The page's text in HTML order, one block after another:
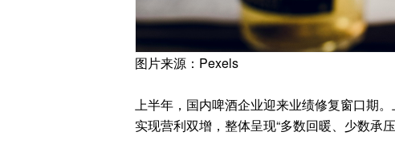
图片来源：Pexels
上半年，国内啤酒企业迎来业绩修复窗口期
实现营利双增，整体呈现“多数回暖、少数承压